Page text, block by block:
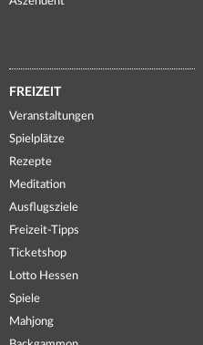
FREIZEIT
Veranstaltungen
Spielplätze
Rezepte
Meditation
Ausflugsziele
Freizeit-Tipps
Ticketshop
Lotto Hessen
Spiele
Mahjong